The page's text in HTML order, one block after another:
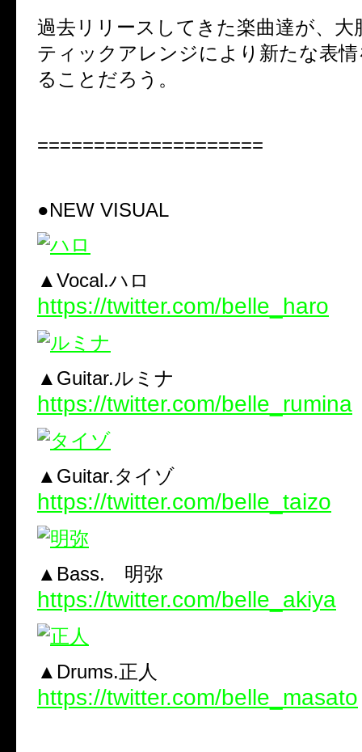
過去リリースしてきた楽曲達が、大
ティックアレンジにより新たな表
ることだろう。
====================
●NEW VISUAL
▲Vocal.ハロ
https://twitter.com/belle_haro
▲Guitar.ルミナ
https://twitter.com/belle_rumina
▲Guitar.タイゾ
https://twitter.com/belle_taizo
▲Bass. 明弥
https://twitter.com/belle_akiya
▲Drums.正人
https://twitter.com/belle_masato